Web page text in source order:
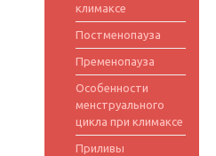
климаксе
Постменопауза
Пременопауза
Особенности
менструального
цикла при климаксе
Приливы